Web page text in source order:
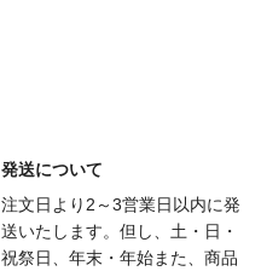
発送について
注文日より2～3営業日以内に発
送いたします。但し、土・日・
祝祭日、年末・年始また、商品